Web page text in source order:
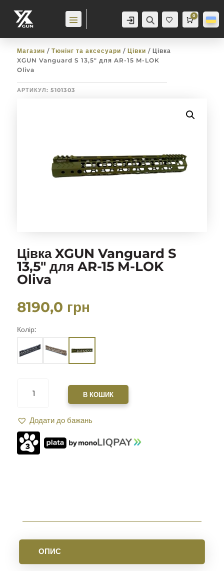
Аккаунт Пошук
Баж
анн
Cart
0
0,0грн
Магазин / Тюнінг та аксесуари / Цівки / Цівка
XGUN Vanguard S 13,5″ для AR-15 M-LOK
Oliva
АРТИКУЛ: 5101303
Цівка XGUN Vanguard S
13,5″ для AR-15 M-LOK
Oliva
8190,0 грн
Колір:
XGUN
13,5"
ДЛЯ
AR-
15
В КОШИК
Додати до бажань
ОПИС